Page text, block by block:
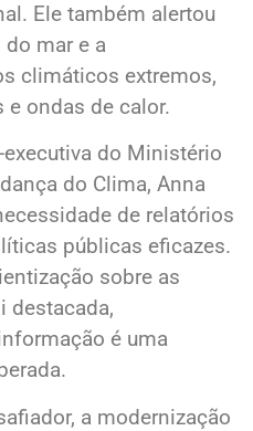
Ele também alertou
mar e a
climáticos extremos,
ondas de calor.
do Ministério
do Clima, Anna
de relatórios
públicas eficazes.
sobre as
destacada,
é uma
a modernização